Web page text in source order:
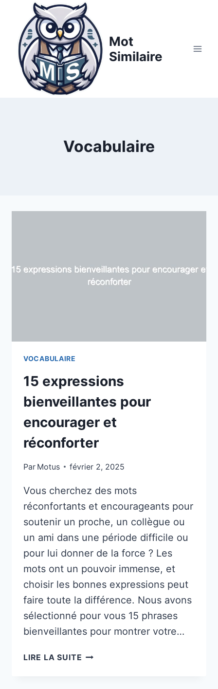
contenu
Mot
Similaire
Vocabulaire
VOCABULAIRE
15 expressions
bienveillantes pour
encourager et
réconforter
Par Motus février 2, 2025
Vous cherchez des mots
réconfortants et encourageants pour
soutenir un proche, un collègue ou
un ami dans une période difficile ou
pour lui donner de la force ? Les
mots ont un pouvoir immense, et
choisir les bonnes expressions peut
faire toute la différence. Nous avons
sélectionné pour vous 15 phrases
bienveillantes pour montrer votre…
LIRE LA SUITE 15